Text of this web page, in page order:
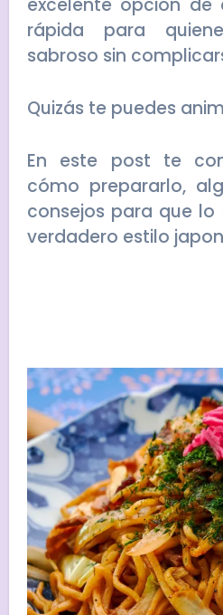
excelente opción de
rápida para
sabroso sin
Quizás te puedes
En este post te
cómo prepararlo,
consejos para que
verdadero estilo